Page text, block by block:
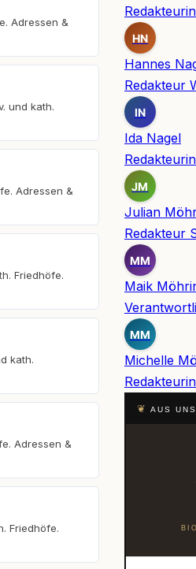
Adressen &
und kath.
Adressen &
Friedhöfe.
kath.
Adressen &
Friedhöfe.
HN
Hannes
Redakteur
IN
Ida Nagel
JM
Julian
Redakteur
MM
Maik
MM
Michelle
❦ AUS